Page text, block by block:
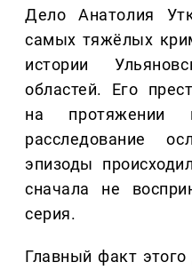
Дело Анатолия
самых тяжёлых
истории
областей. Его
на протяжении
расследование
эпизоды
сначала не
серия.
Главный факт